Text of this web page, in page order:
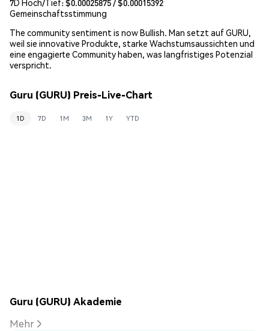
7D Hoch/Tief: $0.00025875/ $0.00015392
Gemeinschaftsstimmung
The community sentiment is now Bullish. Man setzt auf GURU,
weil sie innovative Produkte, starke Wachstumsaussichten und
eine engagierte Community haben, was langfristiges Potenzial
verspricht.
Guru (GURU) Preis-Live-Chart
1D 7D 1M 3M 1Y YTD
Guru (GURU) Akademie
Mehr